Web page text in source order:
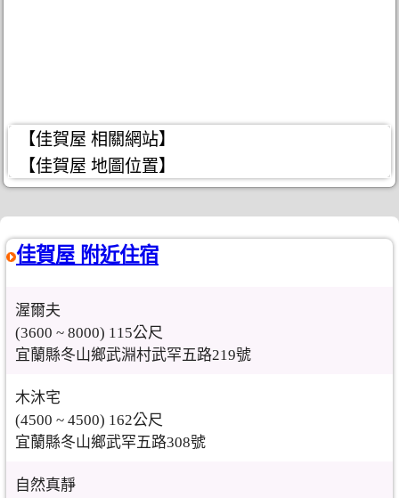
【佳賀屋 相關網站】
【佳賀屋 地圖位置】
佳賀屋 附近住宿
渥爾夫
(3600 ~ 8000) 115公尺
宜蘭縣冬山鄉武淵村武罕五路219號
木沐宅
(4500 ~ 4500) 162公尺
宜蘭縣冬山鄉武罕五路308號
自然真靜